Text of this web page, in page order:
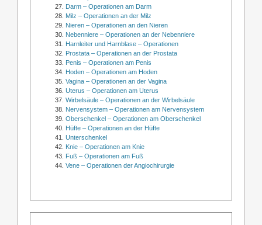
Darm – Operationen am Darm
Milz – Operationen an der Milz
Nieren – Operationen an den Nieren
Nebenniere – Operationen an der Nebenniere
Harnleiter und Harnblase – Operationen
Prostata – Operationen an der Prostata
Penis – Operationen am Penis
Hoden – Operationen am Hoden
Vagina – Operationen an der Vagina
Uterus – Operationen am Uterus
Wirbelsäule – Operationen an der Wirbelsäule
Nervensystem – Operationen am Nervensystem
Oberschenkel – Operationen am Oberschenkel
Hüfte – Operationen an der Hüfte
Unterschenkel
Knie – Operationen am Knie
Fuß – Operationen am Fuß
Vene – Operationen der Angiochirurgie